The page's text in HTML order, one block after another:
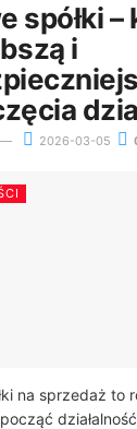
spółki –
i
2026-03-05
na sprzedaż to